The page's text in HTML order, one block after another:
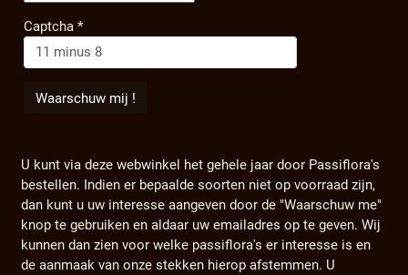
Captcha*
U kunt via deze webwinkel het gehele jaar door Passiflora's
bestellen. Indien er bepaalde soorten niet op voorraad zijn,
dan kunt u uw interesse aangeven door de "Waarschuw me"
knop te gebruiken en aldaar uw emailadres op te geven. Wij
kunnen dan zien voor welke passiflora's er interesse is en
de aanmaak van onze stekken hierop afstemmen. U